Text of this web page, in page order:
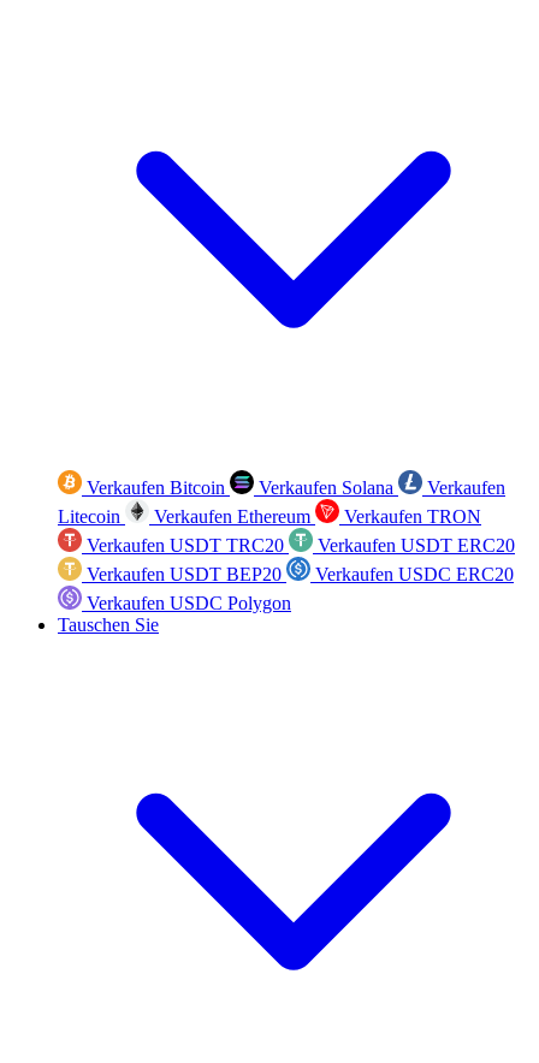
Verkaufen Bitcoin Verkaufen Solana
Verkaufen
Litecoin
Verkaufen Ethereum
Verkaufen TRON
Verkaufen USDT TRC20
Verkaufen USDT ERC20
Verkaufen USDT BEP20
Verkaufen USDC ERC20
Verkaufen USDC Polygon
Tauschen Sie